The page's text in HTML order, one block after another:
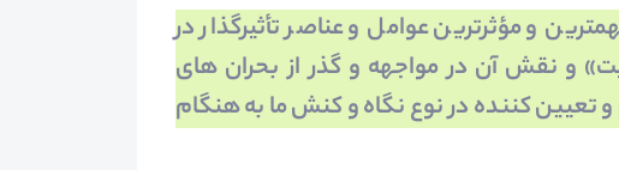
و مؤثرترین عوامل و عناصر تأثیرگذار در
و نقش آن در مواجهه و گذر از بحران ­های
تعیین ­کننده در نوع نگاه و کنش ما به هنگام